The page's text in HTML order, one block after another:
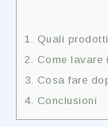
1. Quali
2. Come lavare
3. Cosa fare
4. Conclusioni